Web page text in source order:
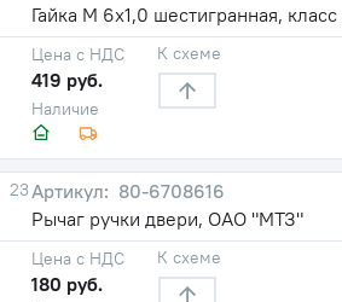
Гайка М 6х1,0 шестигранная, класс
Наличие
Цена с НДС
419 руб.
К схеме
23
80-6708616
Рычаг ручки двери, ОАО "МТЗ"
Цена с НДС
180 руб.
К схеме